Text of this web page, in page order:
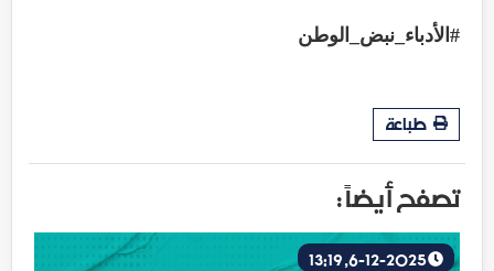
#الأدباء_نبض_الوطن
طباعة
تصفح أيضاً :